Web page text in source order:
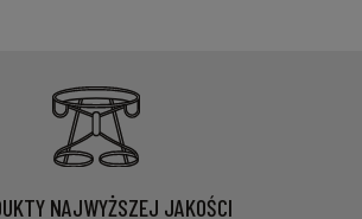
NAJWYŻSZEJ JAKOŚCI